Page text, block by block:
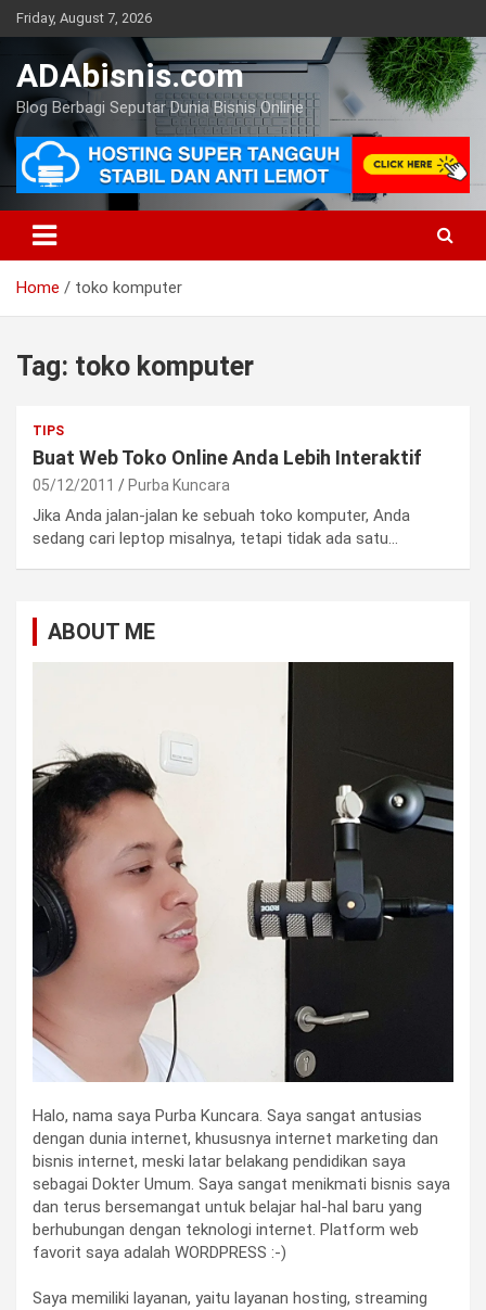
Skip
to
Friday, August 7, 2026
ADAbisnis.com
Blog Berbagi Seputar Dunia Bisnis Online
Home toko komputer
Tag: toko komputer
TIPS
Buat Web Toko Online Anda Lebih Interaktif
05/12/2011 Purba Kuncara
Jika Anda jalan-jalan ke sebuah toko komputer, Anda
sedang cari leptop misalnya, tetapi tidak ada satu…
ABOUT ME
Halo, nama saya Purba Kuncara. Saya sangat antusias
dengan dunia internet, khususnya internet marketing dan
bisnis internet, meski latar belakang pendidikan saya
sebagai Dokter Umum. Saya sangat menikmati bisnis saya
dan terus bersemangat untuk belajar hal-hal baru yang
berhubungan dengan teknologi internet. Platform web
favorit saya adalah WORDPRESS :-)
Saya memiliki layanan, yaitu layanan hosting, streaming